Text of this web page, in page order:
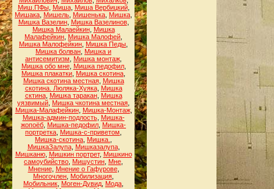
Миш.ПФы, Миша, Миша Вербицкий,
Мишака Мишель Мишенька Мишка
Мишка Вазелин, Мишка Вазелинов,
Мишка Малаейкин, Мишка
Малафейкин Мишка Малофей
Мишка Малофейкин Мишка Педы
Мишка болван Мишка и
антисемитизм
Мишка монтаж
Мишка обо мне, Мишка педофил,
Мишка плакатки Мишка скотина
Мишка скотина местная, Мишка
скотина. Люляка-Хуяка, Мишка
сктина, Мишка таракан, Мишка
уязвимый Мишка чкотина местная
Мишка-Малафейкин, Мишка-Монтаж,
Мишка-админ-подлость, Мишка-
жопоёб Мишка-педофил Мишка-
портретка Мишка-с-приветом
Мишка-скотина Мишка.
МишкаЗалупа, Мишказалупа,
Мишканю, Мишкин портрет, Мишкино
самоубийство Мишустин Мне
Мнение, Мнение о Гафурове,
Многочлен Мобилизация
Мобильник Моген-Дувид Мода